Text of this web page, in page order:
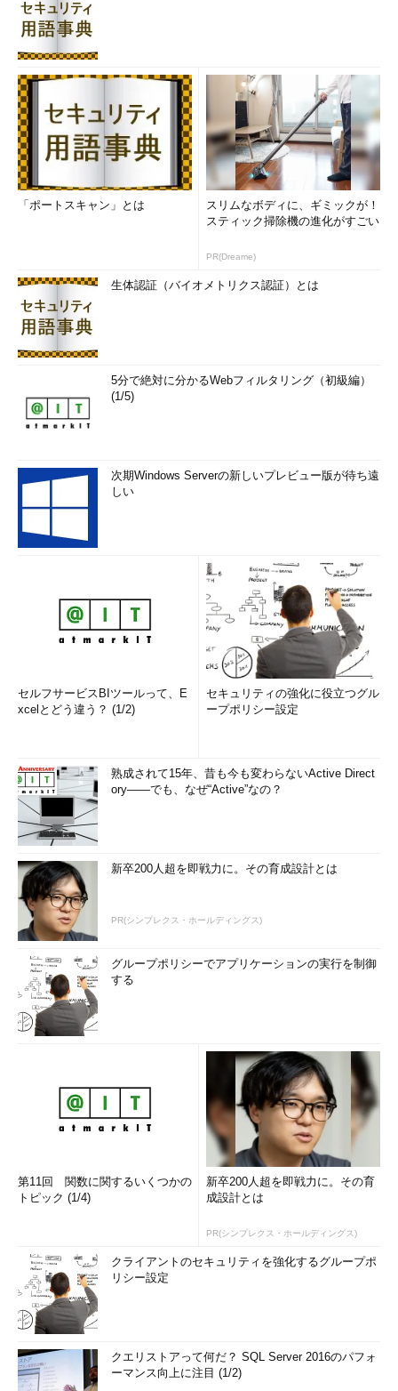
「ポートスキャン」とは
スリムなボディに、ギミックが！
スティック掃除機の進化がすごい
PR(Dreame)
生体認証（バイオメトリクス認証）とは
5分で絶対に分かるWebフィルタリング（初級編）
(1/5)
次期Windows Serverの新しいプレビュー版が待ち遠
しい
セルフサービスBIツールって、E
xcelとどう違う？ (1/2)
セキュリティの強化に役立つグル
ープポリシー設定
熟成されて15年、昔も今も変わらないActive Direct
ory――でも、なぜ“Active”なの？
新卒200人超を即戦力に。その育成設計とは
PR(シンプレクス・ホールディングス)
グループポリシーでアプリケーションの実行を制御
する
第11回 関数に関するいくつかの
トピック (1/4)
新卒200人超を即戦力に。その育
成設計とは
PR(シンプレクス・ホールディングス)
クライアントのセキュリティを強化するグループポ
リシー設定
クエリストアって何だ？ SQL Server 2016のパフォ
ーマンス向上に注目 (1/2)